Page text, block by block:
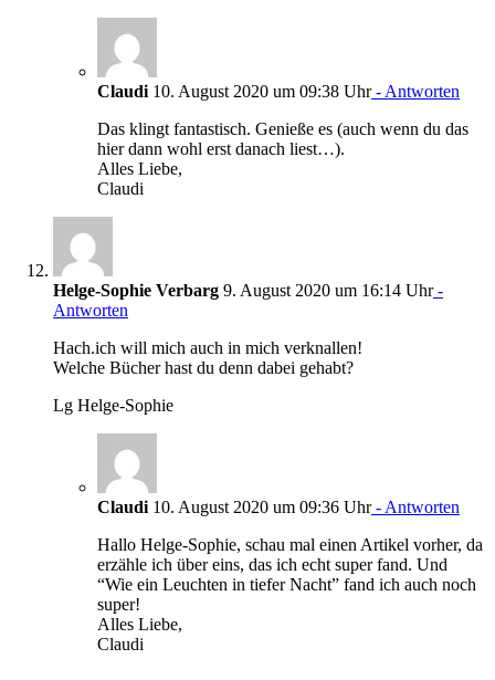
Claudi 10. August 2020 um 09:38 Uhr- Antworten
Das klingt fantastisch. Genieße es (auch wenn du das
hier dann wohl erst danach liest…).
Alles Liebe,
Claudi
Helge-Sophie Verbarg 9. August 2020 um 16:14 Uhr-
Antworten
Hach.ich will mich auch in mich verknallen!
Welche Bücher hast du denn dabei gehabt?
Lg Helge-Sophie
Claudi 10. August 2020 um 09:36 Uhr- Antworten
Hallo Helge-Sophie, schau mal einen Artikel vorher, da
erzähle ich über eins, das ich echt super fand. Und
“Wie ein Leuchten in tiefer Nacht” fand ich auch noch
super!
Alles Liebe,
Claudi